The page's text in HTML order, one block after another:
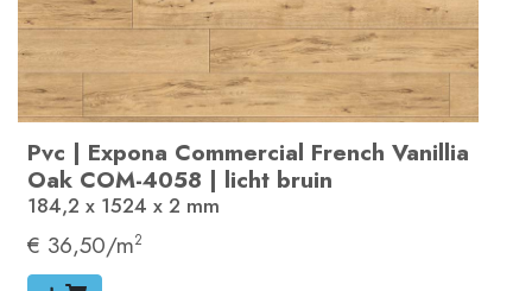
Pvc | Expona Commercial French Vanillia
Oak COM-4058 | licht bruin
184,2 x 1524 x 2 mm
€ 36,50/m2